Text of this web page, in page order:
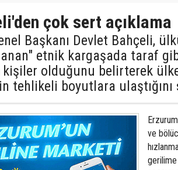
çok sert açıklama
Başkanı Devlet Bahçeli,
etnik kargaşada taraf
kişiler olduğunu belirterek
tehlikeli boyutlara ulaştığını
ve
gerilime